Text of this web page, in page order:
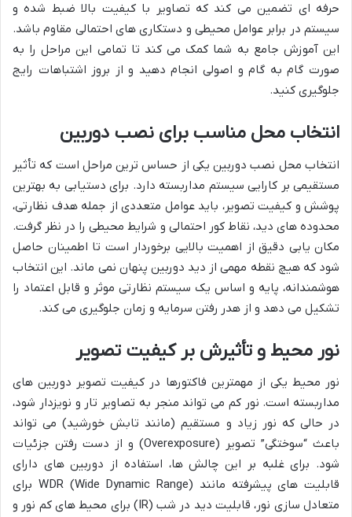
حرفه ای تضمین می کند که تصاویر با کیفیت بالا ضبط شده و
سیستم در برابر عوامل محیطی و دستکاری های احتمالی مقاوم باشد.
این آموزش جامع به شما کمک می کند تا تمامی این مراحل را به
صورت گام به گام و اصولی انجام دهید و از بروز اشتباهات رایج
جلوگیری کنید.
انتخاب محل مناسب برای نصب دوربین
انتخاب محل نصب دوربین یکی از حساس ترین مراحل است که تأثیر
مستقیمی بر کارایی سیستم مداربسته دارد. برای دستیابی به بهترین
پوشش و کیفیت تصویر، باید عوامل متعددی از جمله هدف نظارتی،
محدوده های دید، نقاط کور احتمالی و شرایط محیطی را در نظر گرفت.
مکان یابی دقیق از اهمیت بالایی برخوردار است تا اطمینان حاصل
شود که هیچ نقطه مهمی از دید دوربین پنهان نمی ماند. این انتخاب
هوشمندانه، پایه و اساس یک سیستم نظارتی موثر و قابل اعتماد را
تشکیل می دهد و از هدر رفتن سرمایه و زمان جلوگیری می کند.
نور محیط و تأثیرش بر کیفیت تصویر
نور محیط یکی از مهمترین فاکتورها در کیفیت تصویر دوربین های
مداربسته است. نور کم می تواند منجر به تصاویر تار و نویزدار شود،
در حالی که نور زیاد و مستقیم (مانند تابش خورشید) می تواند
باعث “سوختگی” تصویر (Overexposure) و از دست رفتن جزئیات
شود. برای غلبه بر این چالش ها، استفاده از دوربین های دارای
قابلیت های پیشرفته مانند WDR (Wide Dynamic Range) برای
متعادل سازی نور، قابلیت دید در شب (IR) برای محیط های کم نور و